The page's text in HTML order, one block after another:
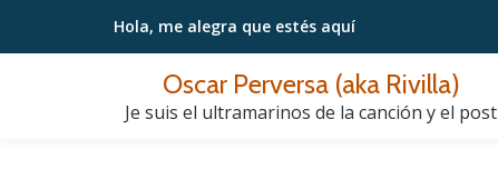
Saltar
Hola, me alegra que estés aquí
Oscar Perversa (aka Rivilla)
Je suis el ultramarinos de la canción y el post